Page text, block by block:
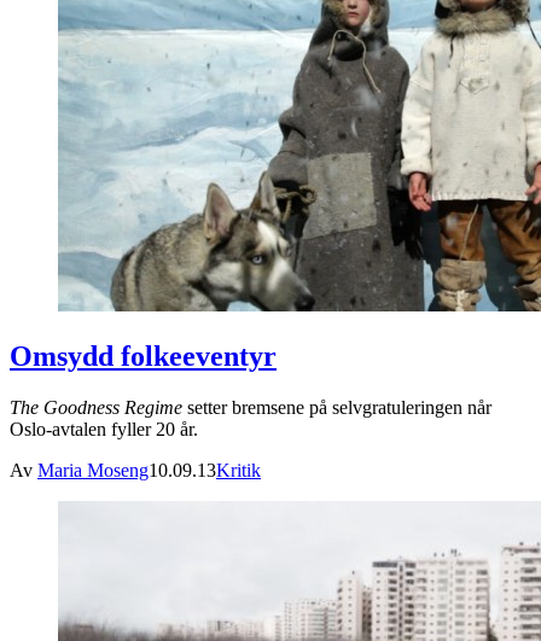
Omsydd folkeeventyr
The Goodness Regime setter bremsene på selvgratuleringen når
Oslo-avtalen fyller 20 år.
Av Maria Moseng10.09.13Kritik